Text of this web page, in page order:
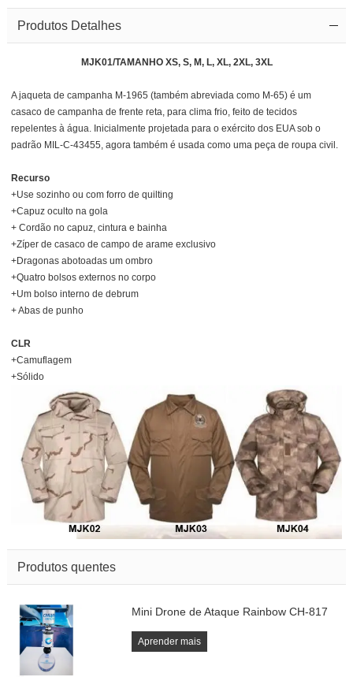
Produtos Detalhes
MJK01/TAMANHO XS, S, M, L, XL, 2XL, 3XL
A jaqueta de campanha M-1965 (também abreviada como M-65) é um
casaco de campanha de frente reta, para clima frio, feito de tecidos
repelentes à água. Inicialmente projetada para o exército dos EUA sob o
padrão MIL-C-43455, agora também é usada como uma peça de roupa civil.
Recurso
+Use sozinho ou com forro de quilting
+Capuz oculto na gola
+ Cordão no capuz, cintura e bainha
+Zíper de casaco de campo de arame exclusivo
+Dragonas abotoadas um ombro
+Quatro bolsos externos no corpo
+Um bolso interno de debrum
+ Abas de punho
CLR
+Camuflagem
+Sólido
Produtos quentes
Mini Drone de Ataque Rainbow CH-817
Aprender mais